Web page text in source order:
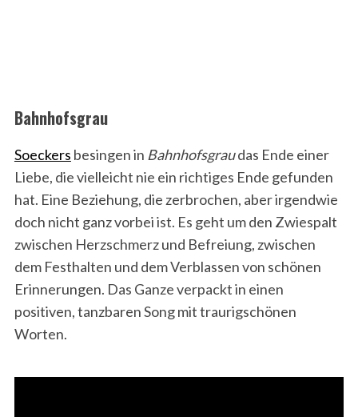
Bahnhofsgrau
Soeckers besingen in Bahnhofsgraudas Ende einer
Liebe, die vielleicht nie ein richtiges Ende gefunden
hat. Eine Beziehung, die zerbrochen, aber irgendwie
doch nicht ganz vorbei ist. Es geht um den Zwiespalt
zwischen Herzschmerz und Befreiung, zwischen
dem Festhalten und dem Verblassen von schönen
Erinnerungen. Das Ganze verpackt in einen
positiven, tanzbaren Song mit traurigschönen
Worten.